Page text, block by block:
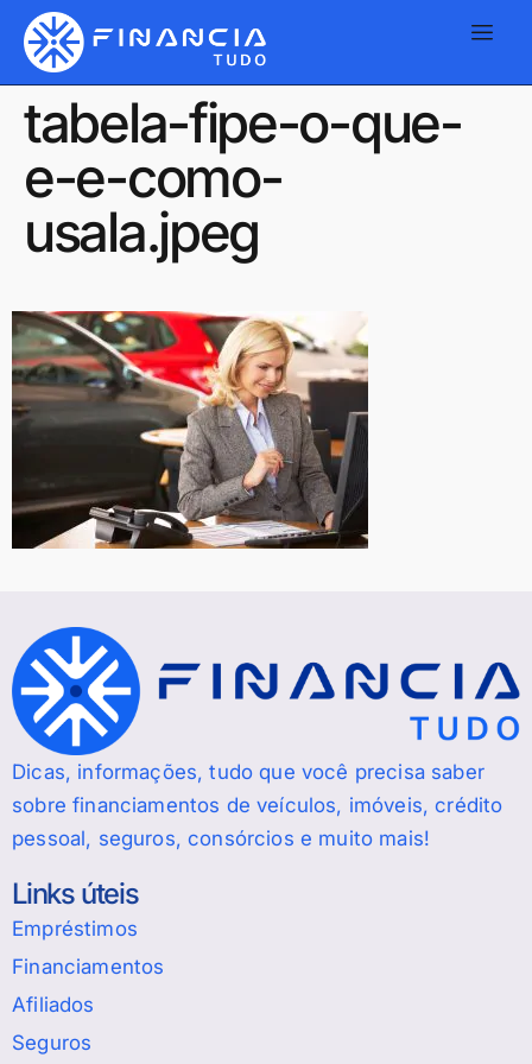
tabela-fipe-o-que-
e-e-como-
usala.jpeg
Dicas, informações, tudo que você precisa saber
sobre financiamentos de veículos, imóveis, crédito
pessoal, seguros, consórcios e muito mais!
Links úteis
Empréstimos
Financiamentos
Afiliados
Seguros